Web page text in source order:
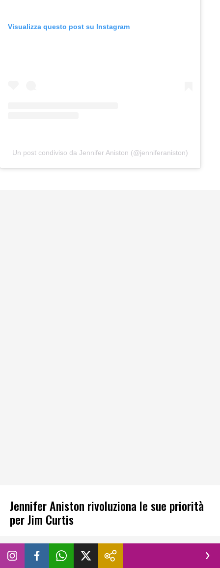
Visualizza questo post su Instagram
Un post condiviso da Jennifer Aniston (@jenniferaniston)
Jennifer Aniston rivoluziona le sue priorità
per Jim Curtis